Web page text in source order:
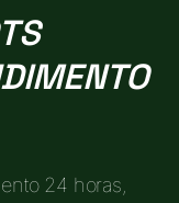
24 horas,